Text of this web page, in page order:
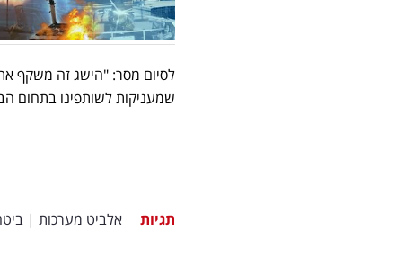
לסיום מסר: "הישג זה משקף
שמעניקות לשותפינו בתחום
תגיות אלביט מערכות |